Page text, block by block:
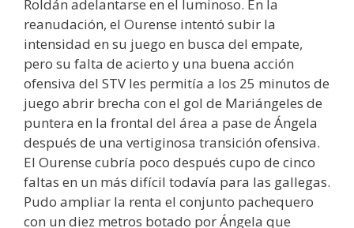
Roldán adelantarse en el luminoso. En la
reanudación, el Ourense intentó subir la
intensidad en su juego en busca del empate,
pero su falta de acierto y una buena acción
ofensiva del STV les permitía a los 25 minutos de
juego abrir brecha con el gol de Mariángeles de
puntera en la frontal del área a pase de Ángela
después de una vertiginosa transición ofensiva.
El Ourense cubría poco después cupo de cinco
faltas en un más difícil todavía para las gallegas.
Pudo ampliar la renta el conjunto pachequero
con un diez metros botado por Ángela que